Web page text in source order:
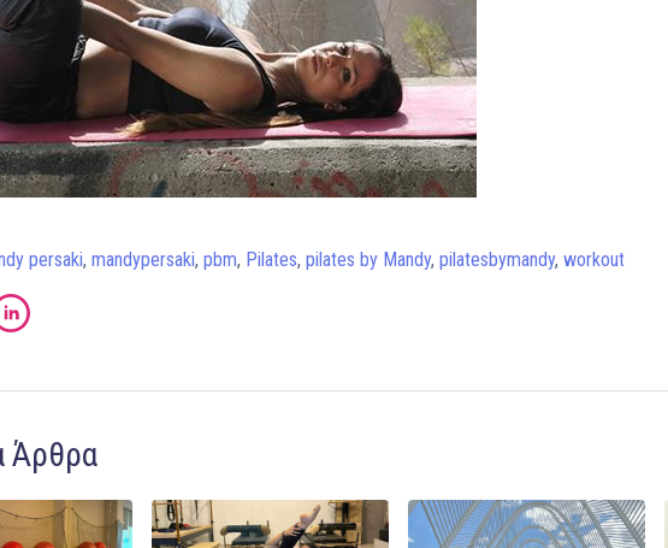
persaki, mandypersaki, pbm, Pilates, pilates by Mandy, pilatesbymandy, workout
Άρθρα